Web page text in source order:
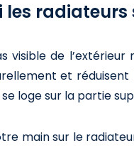
les
visible de
et
se loge sur la partie
main sur le